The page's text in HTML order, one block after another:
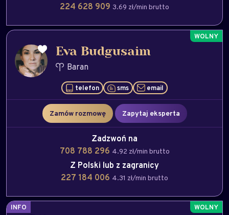
224 628 909 3.69 zł/min brutto
Eva Budgusaim
Baran
telefon sms email
Zamów rozmowę Zapytaj eksperta
Zadzwoń na
708 788 296 4.92 zł/min brutto
Z Polski lub z zagranicy
227 184 006 4.31 zł/min brutto
INFO